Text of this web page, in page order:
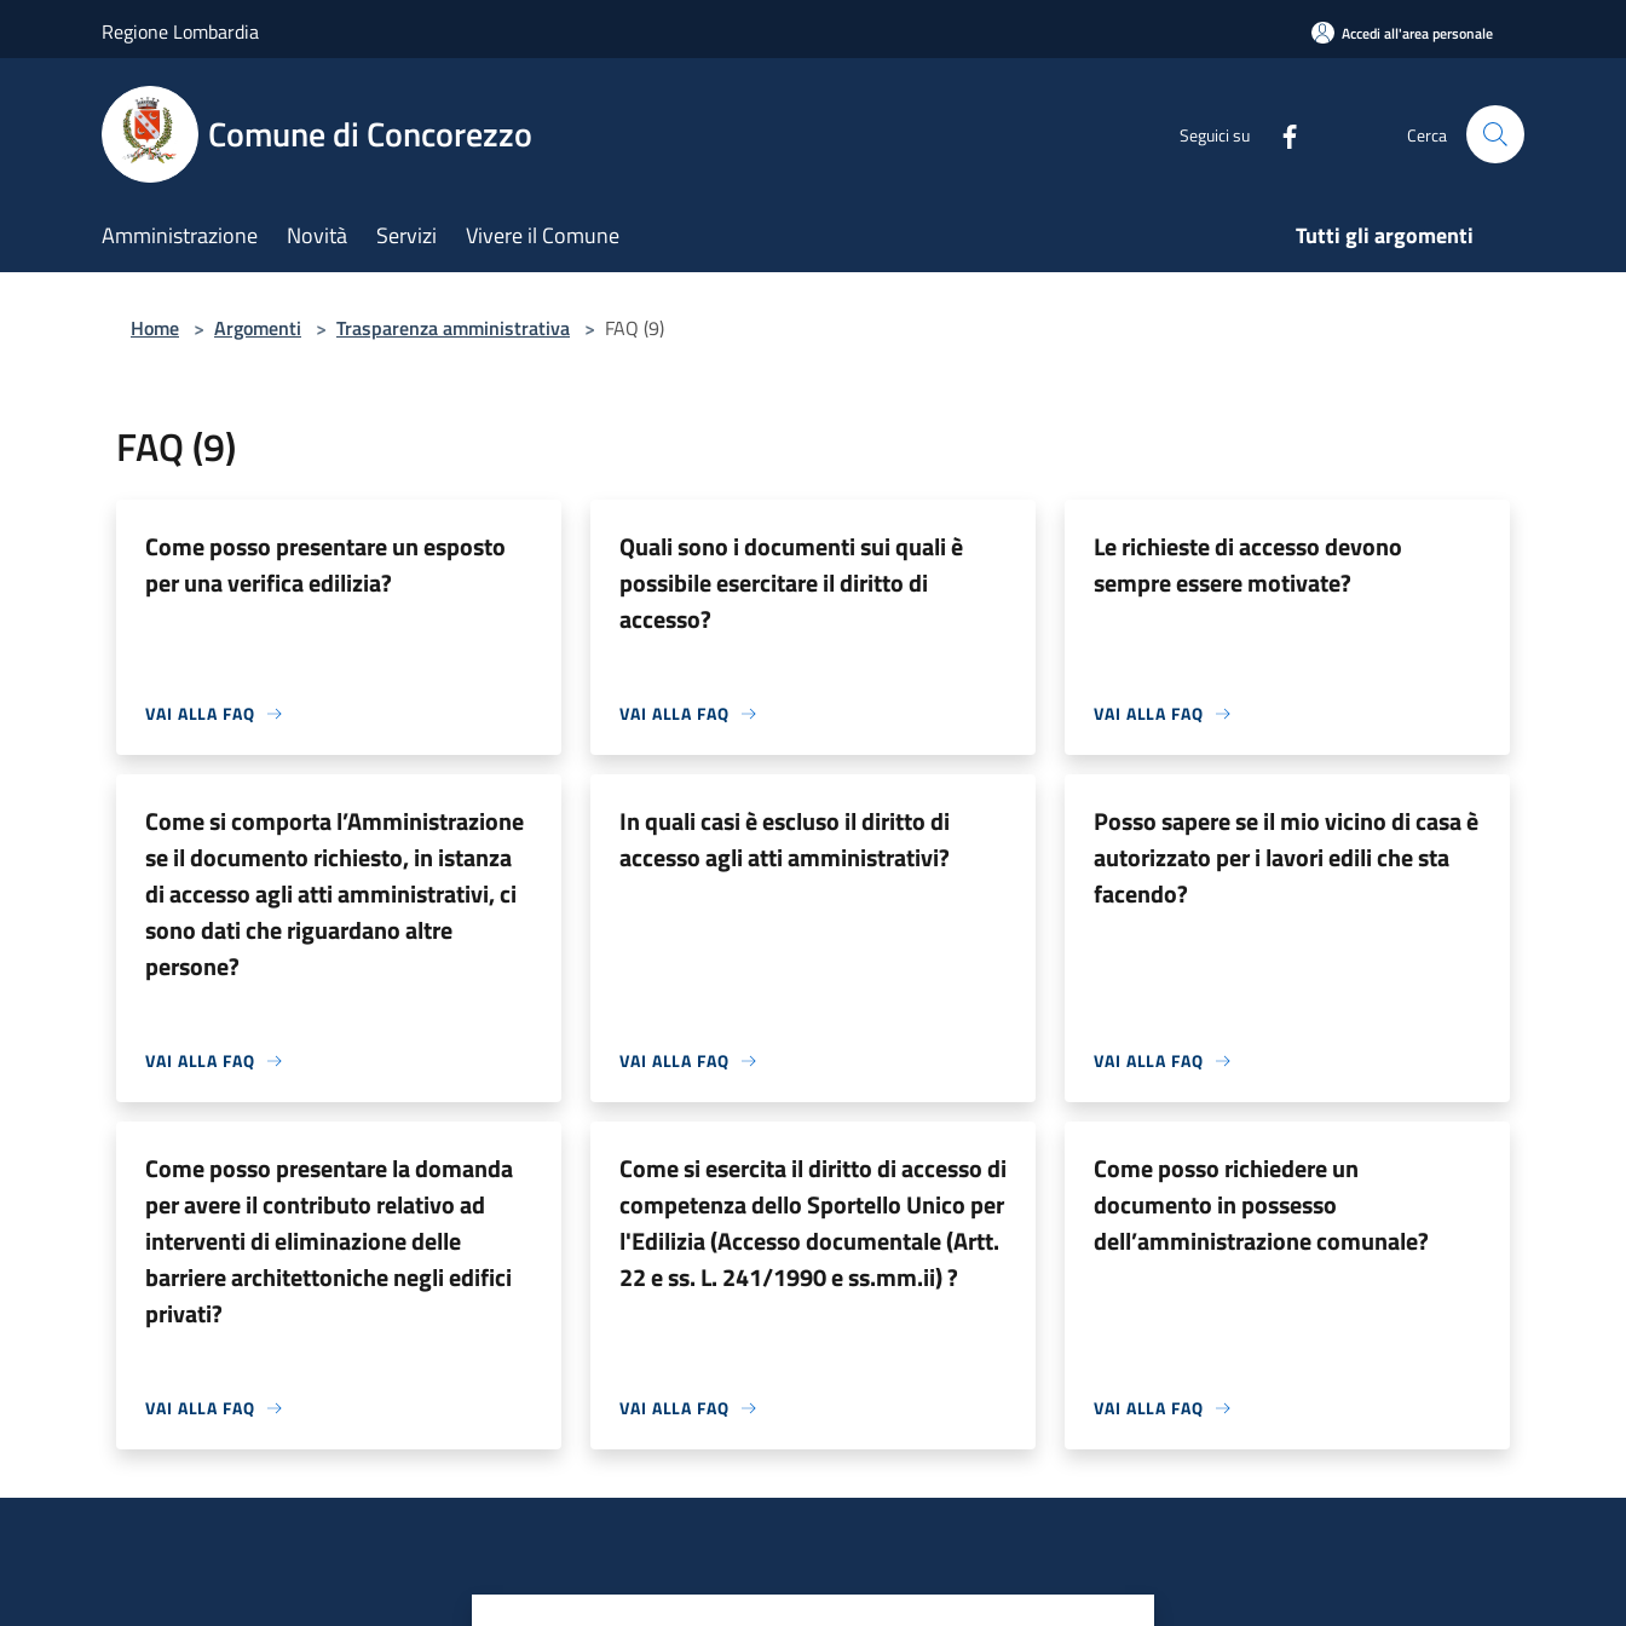
Regione Lombardia Accedi all'area personale
Comune di Concorezzo Seguici su Cerca
Amministrazione Novità Servizi Vivere il Comune Tutti gli argomenti
Home > Argomenti > Trasparenza amministrativa > FAQ (9)
FAQ (9)
Come posso presentare un esposto
per una verifica edilizia?
VAI ALLA FAQ
Quali sono i documenti sui quali è
possibile esercitare il diritto di
accesso?
VAI ALLA FAQ
Le richieste di accesso devono
sempre essere motivate?
VAI ALLA FAQ
Come si comporta l’Amministrazione
se il documento richiesto, in istanza
di accesso agli atti amministrativi, ci
sono dati che riguardano altre
persone?
VAI ALLA FAQ
In quali casi è escluso il diritto di
accesso agli atti amministrativi?
VAI ALLA FAQ
Posso sapere se il mio vicino di casa è
autorizzato per i lavori edili che sta
facendo?
VAI ALLA FAQ
Come posso presentare la domanda
per avere il contributo relativo ad
interventi di eliminazione delle
barriere architettoniche negli edifici
privati?
VAI ALLA FAQ
Come si esercita il diritto di accesso di
competenza dello Sportello Unico per
l'Edilizia (Accesso documentale (Artt.
22 e ss. L. 241/1990 e ss.mm.ii) ?
VAI ALLA FAQ
Come posso richiedere un
documento in possesso
dell’amministrazione comunale?
VAI ALLA FAQ